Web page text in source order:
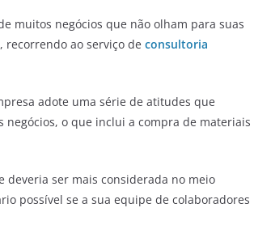
muitos negócios que não olham para suas
recorrendo ao serviço de consultoria
adote uma série de atitudes que
o que inclui a compra de materiais
ser mais considerada no meio
possível se a sua equipe de colaboradores